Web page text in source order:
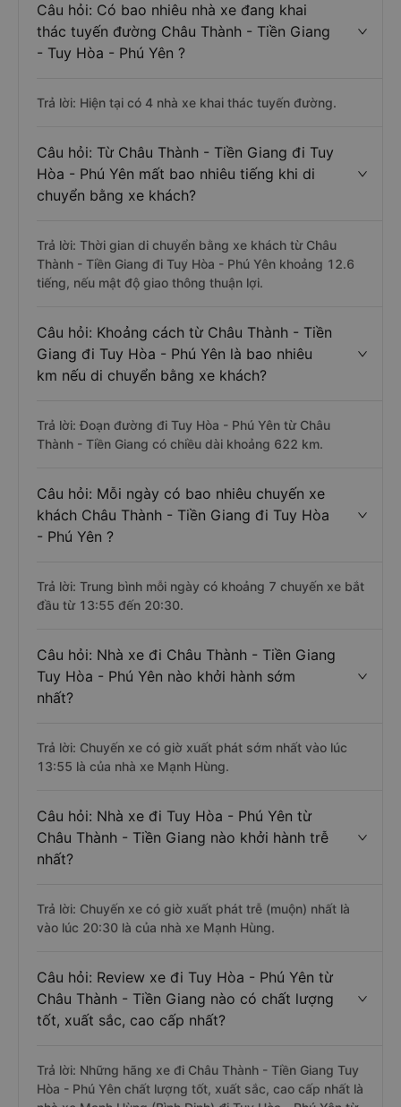
Câu hỏi: Có bao nhiêu nhà xe đang khai
thác tuyến đường Châu Thành - Tiền Giang
- Tuy Hòa - Phú Yên ?
Trả lời: Hiện tại có 4 nhà xe khai thác tuyến đường.
Câu hỏi: Từ Châu Thành - Tiền Giang đi Tuy
Hòa - Phú Yên mất bao nhiêu tiếng khi di
chuyển bằng xe khách?
Trả lời: Thời gian di chuyển bằng xe khách từ Châu
Thành - Tiền Giang đi Tuy Hòa - Phú Yên khoảng 12.6
tiếng, nếu mật độ giao thông thuận lợi.
Câu hỏi: Khoảng cách từ Châu Thành - Tiền
Giang đi Tuy Hòa - Phú Yên là bao nhiêu
km nếu di chuyển bằng xe khách?
Trả lời: Đoạn đường đi Tuy Hòa - Phú Yên từ Châu
Thành - Tiền Giang có chiều dài khoảng 622 km.
Câu hỏi: Mỗi ngày có bao nhiêu chuyến xe
khách Châu Thành - Tiền Giang đi Tuy Hòa
- Phú Yên ?
Trả lời: Trung bình mỗi ngày có khoảng 7 chuyến xe bắt
đầu từ 13:55 đến 20:30.
Câu hỏi: Nhà xe đi Châu Thành - Tiền Giang
Tuy Hòa - Phú Yên nào khởi hành sớm
nhất?
Trả lời: Chuyến xe có giờ xuất phát sớm nhất vào lúc
13:55 là của nhà xe Mạnh Hùng.
Câu hỏi: Nhà xe đi Tuy Hòa - Phú Yên từ
Châu Thành - Tiền Giang nào khởi hành trễ
nhất?
Trả lời: Chuyến xe có giờ xuất phát trễ (muộn) nhất là
vào lúc 20:30 là của nhà xe Mạnh Hùng.
Câu hỏi: Review xe đi Tuy Hòa - Phú Yên từ
Châu Thành - Tiền Giang nào có chất lượng
tốt, xuất sắc, cao cấp nhất?
Trả lời: Những hãng xe đi Châu Thành - Tiền Giang Tuy
Hòa - Phú Yên chất lượng tốt, xuất sắc, cao cấp nhất là